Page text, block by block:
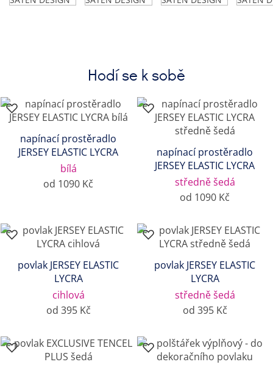
Hodí se k sobě
napínací prostěradlo
JERSEY ELASTIC LYCRA
bílá
od 1090 Kč
napínací prostěradlo
JERSEY ELASTIC LYCRA
středně šedá
od 1090 Kč
povlak JERSEY ELASTIC
LYCRA
cihlová
od 395 Kč
povlak JERSEY ELASTIC
LYCRA
středně šedá
od 395 Kč